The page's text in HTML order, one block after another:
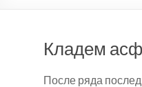
Кладем
После ряда